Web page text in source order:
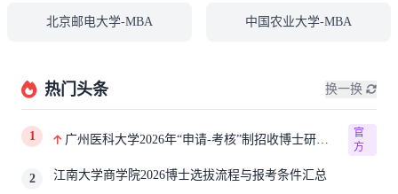
北京邮电大学-MBA 中国农业大学-MBA
热门头条 换一换
1
广州医科大学2026年“申请-考核”制招收博士研究
官
方
2 江南大学商学院2026博士选拔流程与报考条件汇总